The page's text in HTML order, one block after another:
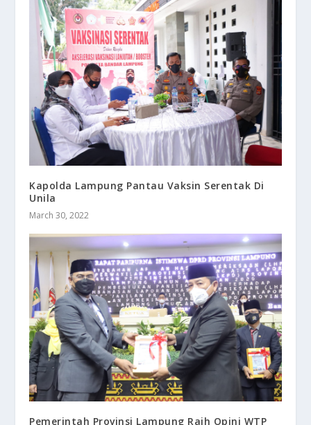
Kapolda Lampung Pantau Vaksin Serentak Di
Unila
March 30, 2022
Pemerintah Provinsi Lampung Raih Opini WTP